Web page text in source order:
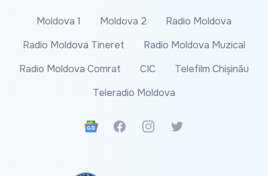
Moldova 1 Moldova 2
Radio Moldova
Radio Moldova Tineret
Radio Moldova Muzical
Radio Moldova Comrat
CIC
Telefilm Chișinău
Teleradio Moldova
Google News
FacebookInstagramTwitter